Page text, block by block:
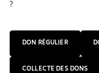
?
DON RÉGULIER
COLLECTE DES DONS